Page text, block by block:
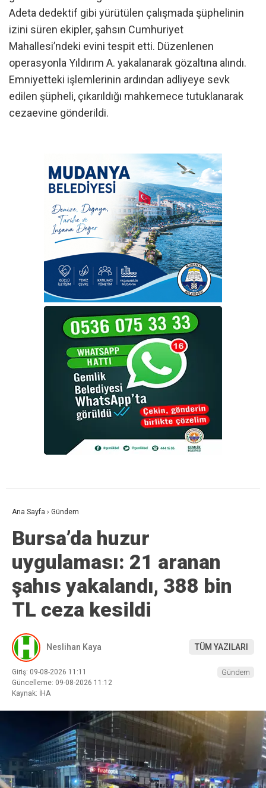
Adeta dedektif gibi yürütülen çalışmada şüphelinin
izini süren ekipler, şahsın Cumhuriyet
Mahallesi’ndeki evini tespit etti. Düzenlenen
operasyonla Yıldırım A. yakalanarak gözaltına alındı.
Emniyetteki işlemlerinin ardından adliyeye sevk
edilen şüpheli, çıkarıldığı mahkemece tutuklanarak
cezaevine gönderildi.
Ana Sayfa › Gündem
Bursa’da huzur
uygulaması: 21 aranan
şahıs yakalandı, 388 bin
TL ceza kesildi
Neslihan Kaya TÜM YAZILARI
Giriş: 09-08-2026 11:11
Güncelleme: 09-08-2026 11:12
Kaynak: İHA
Gündem